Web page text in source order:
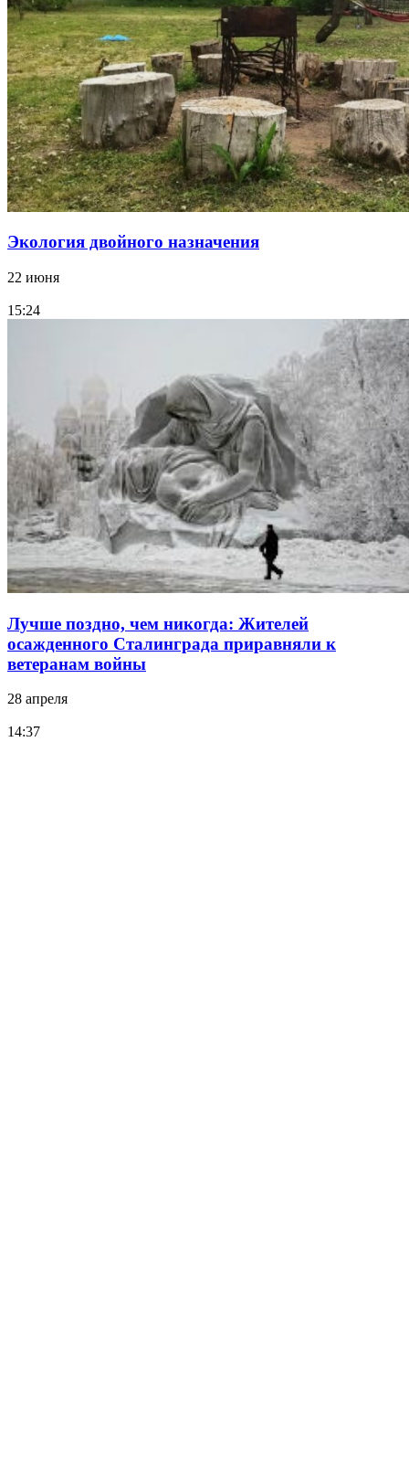
Экология двойного назначения
22 июня
15:24
Лучше поздно, чем никогда: Жителей
осажденного Сталинграда приравняли к
ветеранам войны
28 апреля
14:37